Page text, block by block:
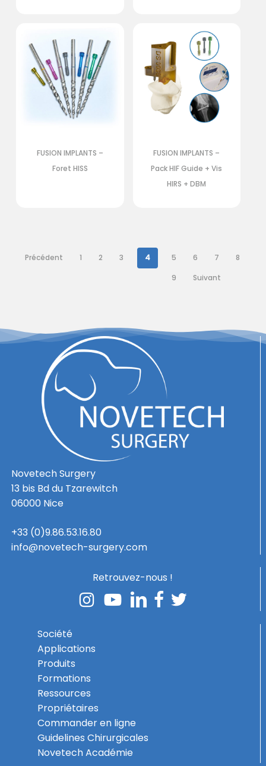
FUSION IMPLANTS –
Foret HISS
FUSION IMPLANTS –
Pack HIF Guide + Vis
HIRS + DBM
Précédent 1 2 3 4 5 6 7
8
9
Suivant
Novetech Surgery
13 bis Bd du Tzarewitch
06000 Nice
+33 (0)9.86.53.16.80
info@novetech-surgery.com
Retrouvez-nous !
Société
Applications
Produits
Formations
Ressources
Propriétaires
Commander en ligne
Guidelines Chirurgicales
Novetech Académie